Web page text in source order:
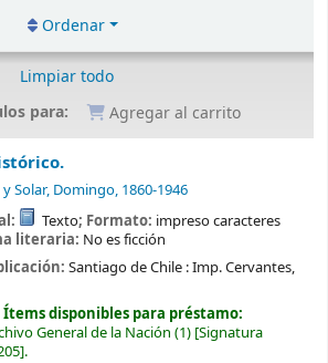
Ordenar
Limpiar todo
para:
Agregar al carrito
Solar, Domingo, 1860-1946
Texto; Formato: impreso caracteres
literaria: No es ficción
Santiago de Chile :Imp. Cervantes,
Ítems disponibles para préstamo:
General de la Nación (1) Signatura
.